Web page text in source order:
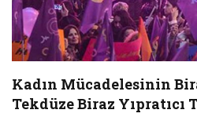
Kadın Mücadelesinin
Tekdüze Biraz Yıpratıcı